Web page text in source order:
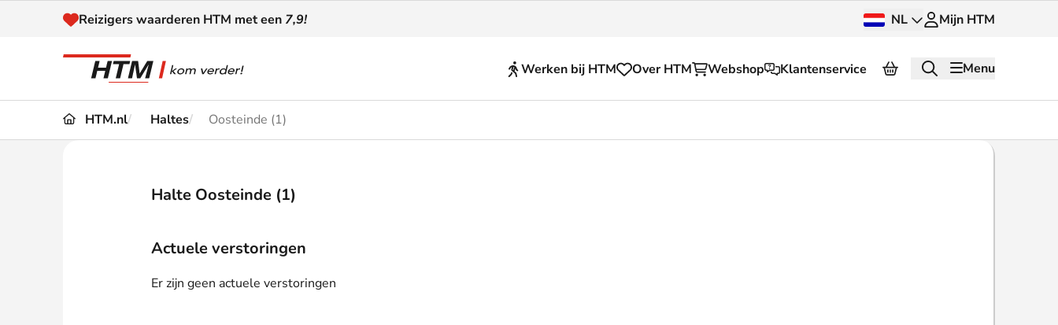
Naar inhoud
Reizigers waarderen HTM met een 7,9! NL Mijn HTM
Werken bij HTM Over HTM Webshop Klantenservice Menu
Omleidingen en
Klantenservice
HTM.nl Haltes Oosteinde (1)
Halte Oosteinde (1)
Actuele verstoringen
Er zijn geen actuele verstoringen